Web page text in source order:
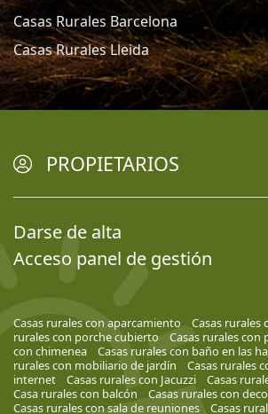
Casas Rurales Barcelona
Casas Rurales Lleida
PROPIETARIOS
Darse de alta
Acceso panel de gestión
Casas rurales con aparcamiento Casas rurales
rurales con porche cubierto
Casas rurales con
con chimenea
Casas rurales con baño en las
rurales con mobiliario de jardín
Casas rurales
internet
Casas rurales con Jacuzzi
Casas
Casa rurales con balcón
Casas rurales con
Casas rurales con sala de reuniones
Casas